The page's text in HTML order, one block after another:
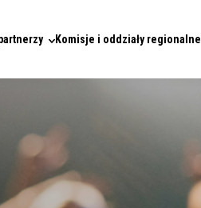
Komisje i oddziały regionalne